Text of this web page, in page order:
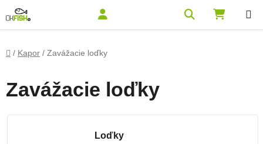
Domov
/ Kapor / Zavážacie loďky
Zavážacie loďky
Loďky